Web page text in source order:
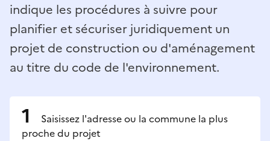
indique les procédures à suivre pour
planifier et sécuriser juridiquement un
projet de construction ou d'aménagement
au titre du code de l'environnement.
Saisissez l'adresse ou la commune la plus
proche du projet